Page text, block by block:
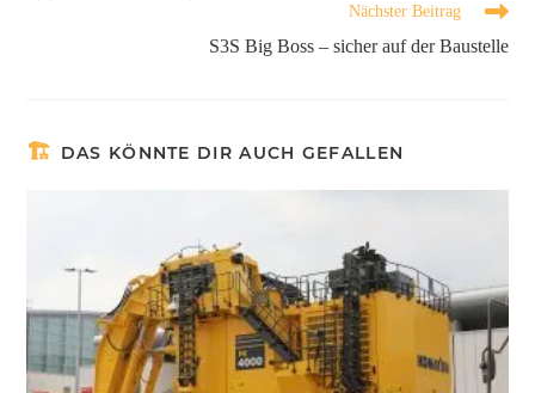
Nächster Beitrag
S3S Big Boss – sicher auf der Baustelle
DAS KÖNNTE DIR AUCH GEFALLEN